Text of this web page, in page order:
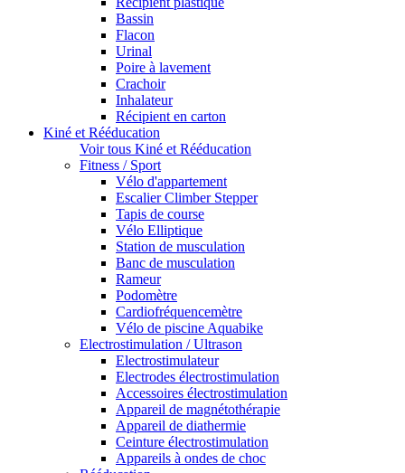
Bassin
Flacon
Urinal
Poire à lavement
Crachoir
Inhalateur
Récipient en carton
Kiné et Rééducation
Voir tous Kiné et Rééducation
Fitness / Sport
Vélo d'appartement
Escalier Climber Stepper
Tapis de course
Vélo Elliptique
Station de musculation
Banc de musculation
Rameur
Podomètre
Cardiofréquencemètre
Vélo de piscine Aquabike
Electrostimulation / Ultrason
Electrostimulateur
Electrodes électrostimulation
Accessoires électrostimulation
Appareil de magnétothérapie
Appareil de diathermie
Ceinture électrostimulation
Appareils à ondes de choc